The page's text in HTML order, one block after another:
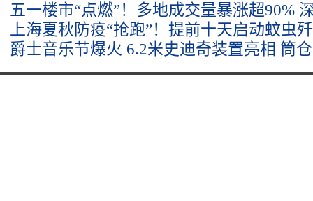
五一楼市“点燃”！多地成交量暴涨超90%
上海夏秋防疫“抢跑”！提前十天启动蚊虫
爵士音乐节爆火 6.2米史迪奇装置亮相 筒